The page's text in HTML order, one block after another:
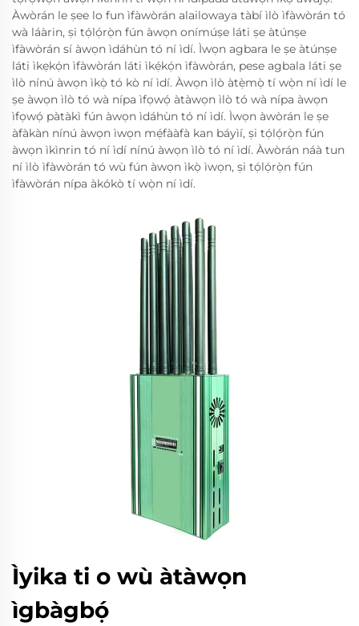
Àwòrán le ṣee lo fun ìfàwòrán alailowaya tàbí ìlò ìfàwòrán tó
wà láàrin, ṣi tọ́lọ́rọ̀n fún àwọn onímúṣe láti ṣe àtúnṣe
ìfàwòrán sí àwọn ìdáhùn tó ní ìdí. Ìwọn agbara le ṣe àtúnṣe
láti ìkẹkọ́n ìfàwòrán láti ìkẹ́kọ́n ìfàwòrán, pese agbala láti ṣe
ìlò nínú àwọn ìkọ̀ tó kò ní ìdí. Àwọn ìlò àtẹ̀mọ̀ tí wọ̀n ní ìdí le
ṣe àwọn ìlò tó wà nípa ìfọwọ́ àtàwọn ìlò tó wà nípa àwọn
ìfọwọ́ pàtàkì fún àwọn ìdáhùn tó ní ìdí. Ìwọn àwòrán le ṣe
àfàkàn nínú àwọn ìwọn mẹ́fààfà kan báyìí, ṣi tọ́lọ́rọ̀n fún
àwọn ìkìnrin tó ní ìdí nínú àwọn ìlò tó ní ìdí. Àwòrán náà tun
ní ìlò ìfàwòrán tó wù fún àwọn ìkọ̀ ìwọn, ṣi tọ́lọ́rọ̀n fún
ìfàwòrán nípa àkókò tí wọ̀n ní ìdí.
Ìyika ti o wù àtàwọn
ìgbàgbọ́